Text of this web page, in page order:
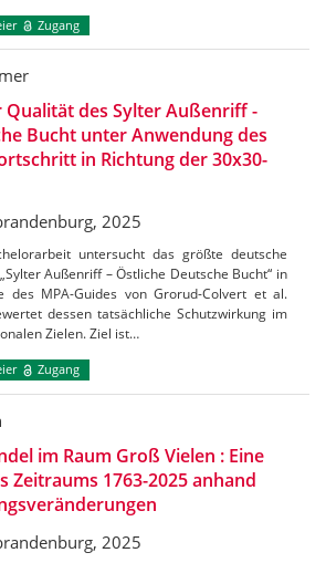
Zugang
Qualität des Sylter Außenriff -
Bucht unter Anwendung des
in Richtung der 30x30-
2025
untersucht das größte deutsche
Außenriff – Östliche Deutsche Bucht“ in
des MPA-Guides von Grorud-Colvert et al.
dessen tatsächliche Schutzwirkung im
Zielen. Ziel ist…
Zugang
im Raum Groß Vielen : Eine
Zeitraums 1763-2025 anhand
2025